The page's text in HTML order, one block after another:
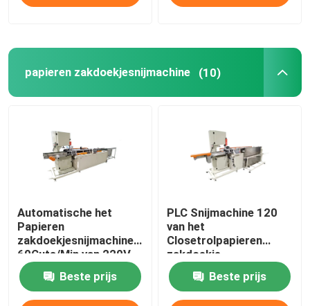
papieren zakdoekjesnijmachine (10)
Automatische het
Papieren
zakdoekjesnijmachine
60Cuts/Min van 220V
50Hz
Beste prijs
PLC Snijmachine 120
van het
Closetrolpapieren
zakdoekje
Besnoeiingen/Min
Beste prijs